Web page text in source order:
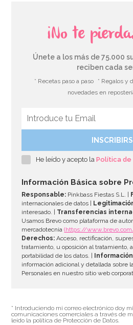
AÑADIR
¡No te
Únete a los más de 75.000
reciben cada
* Recetas paso a paso * Regalos y
novedades en
He leído y acepto laPolítica de
Información Básica sobre
Responsable: Pinkbass Fiestas S.L. |
internacionales de datos |
interesado. | Transferencias
Usamos Brevo como plataforma de
mercadotecnia(https://
Derechos: Acceso, rectificación,
tratamiento, u oposición al tratamiento,
portabilidad de los datos. |
información adicional y detallada sobre
Personales en nuestro sitio web
* Introduciendo mi correo electrónico doy
comunicaciones comerciales a través de
leído la política de Protección de Datos.